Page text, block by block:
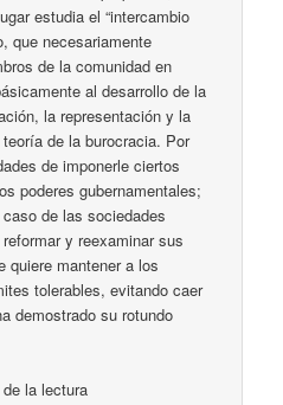
estudia el “intercambio
que necesariamente
de la comunidad en
al desarrollo de la
la representación y la
de la burocracia. Por
de imponerle ciertos
poderes gubernamentales;
de las sociedades
y reexaminar sus
mantener a los
tolerables, evitando caer
demostrado su rotundo
la lectura